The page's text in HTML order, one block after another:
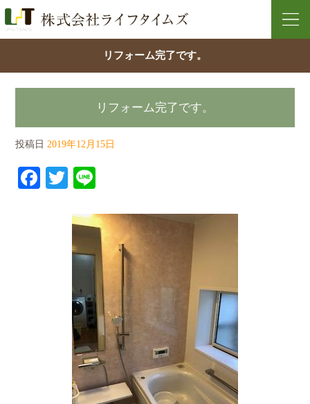
リフォーム完了です。
リフォーム完了です。
投稿日 2019年12月15日
Facebook
Twitter